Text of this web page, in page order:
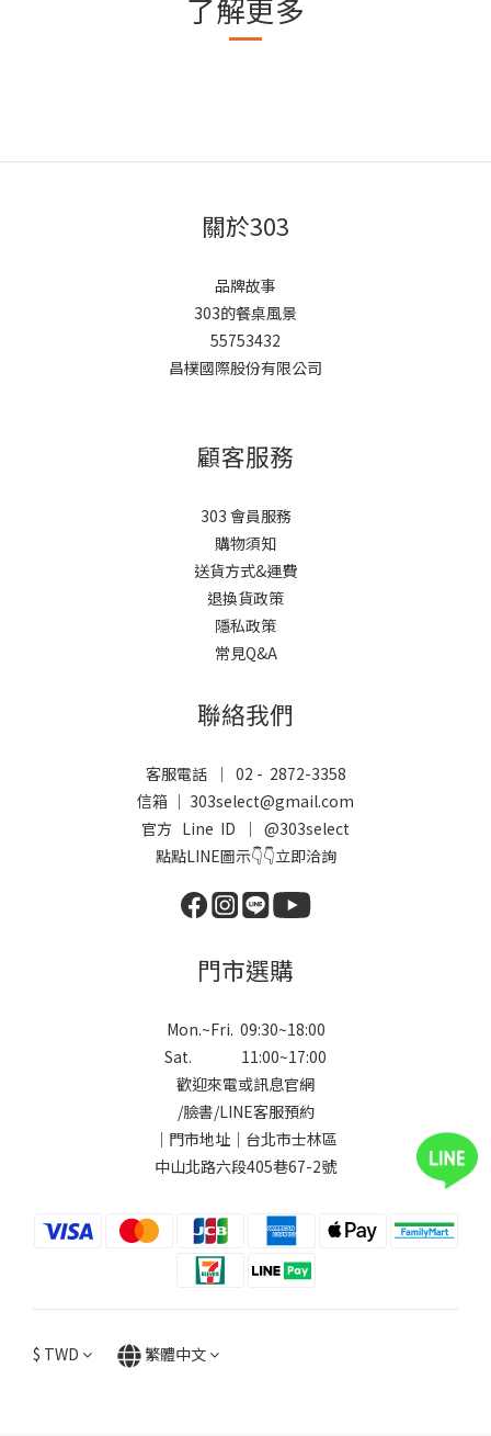
了解更多
關於303
品牌故事
303的餐桌風景
55753432
昌樸國際股份有限公司
顧客服務
303 會員服務
購物須知
送貨方式&運費
退換貨政策
隱私政策
常見Q&A
聯絡我們
客服電話 ｜ 02 - 2872-3358
信箱 ｜ 303select@gmail.com
官方 Line ID ｜ @303select
點點LINE圖示👇👇立即洽詢
門市選購
Mon.~Fri. 09:30~18:00
Sat. 11:00~17:00
歡迎來電或訊息官網
/臉書/LINE客服預約
｜門市地址｜台北市士林區
中山北路六段405巷67-2號
$ TWD 繁體中文